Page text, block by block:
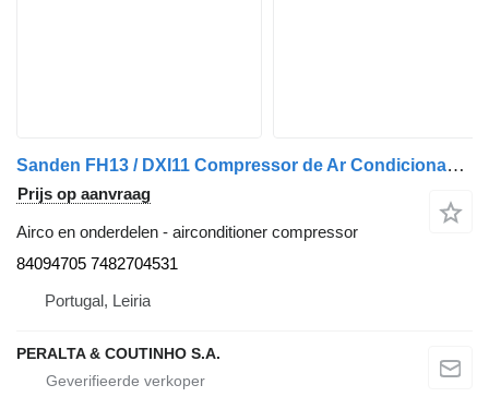
Sanden FH13 / DXI11 Compressor de Ar Condicionado SD7H15 DXI FH 84094705 airconditioner compressor voor Volvo FH13 / FM11 / FM13 / FMX vrachtwagen
Prijs op aanvraag
Airco en onderdelen - airconditioner compressor
84094705 7482704531
Portugal, Leiria
PERALTA & COUTINHO S.A.